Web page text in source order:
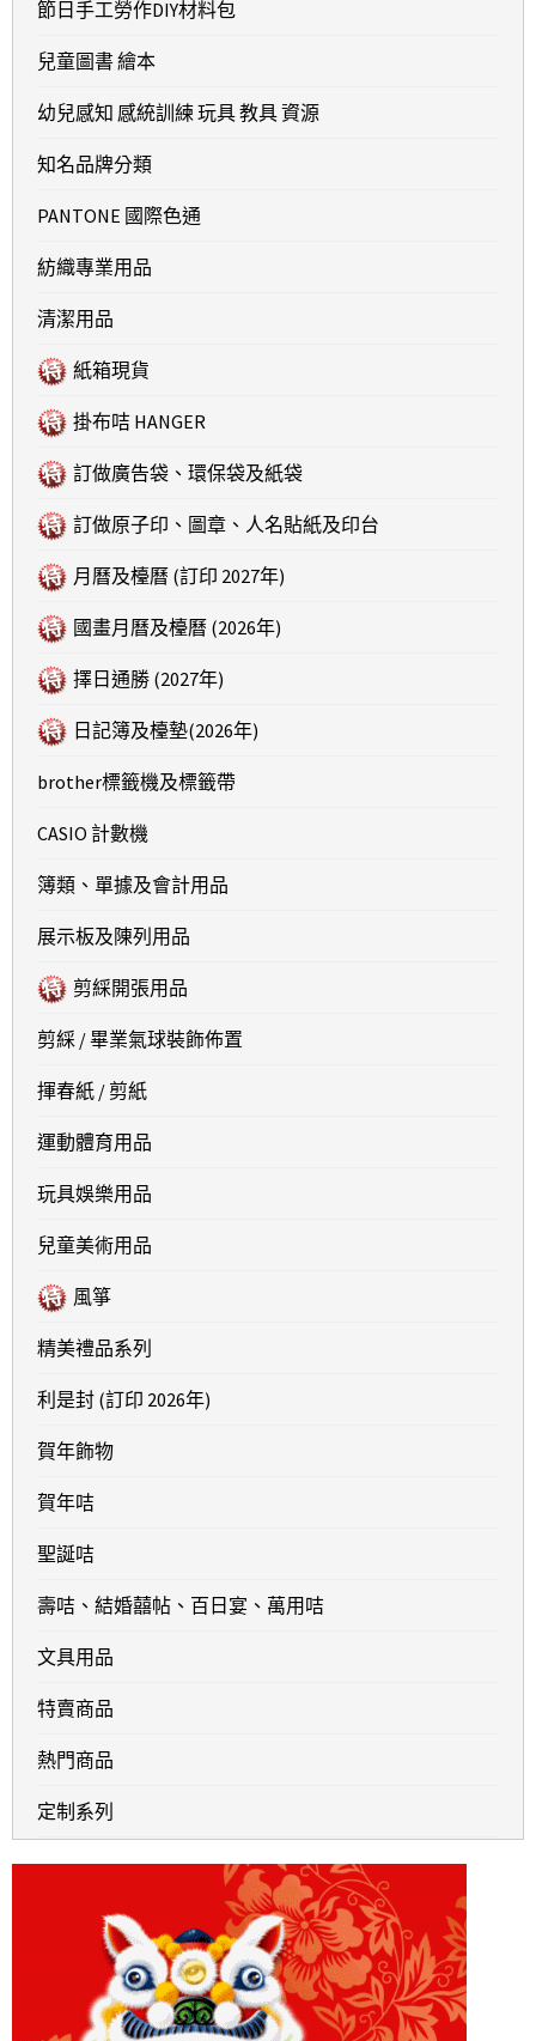
節日手工勞作DIY材料包
兒童圖書 繪本
幼兒感知 感統訓練 玩具 教具 資源
知名品牌分類
PANTONE 國際色通
紡織專業用品
清潔用品
紙箱現貨
掛布咭 HANGER
訂做廣告袋、環保袋及紙袋
訂做原子印、圖章、人名貼紙及印台
月曆及檯曆 (訂印 2027年)
國畫月曆及檯曆 (2026年)
擇日通勝 (2027年)
日記簿及檯墊(2026年)
brother標籤機及標籤帶
CASIO 計數機
簿類、單據及會計用品
展示板及陳列用品
剪綵開張用品
剪綵 / 畢業氣球裝飾佈置
揮春紙 / 剪紙
運動體育用品
玩具娛樂用品
兒童美術用品
風箏
精美禮品系列
利是封 (訂印 2026年)
賀年飾物
賀年咭
聖誕咭
壽咭、結婚囍帖、百日宴、萬用咭
文具用品
特賣商品
熱門商品
定制系列